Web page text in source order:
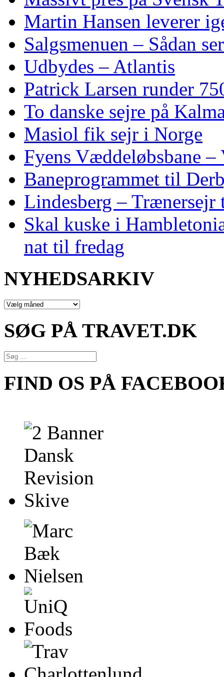
Martin Hansen leverer
Salgsmenuen – Sådan
Udbydes – Atlantis
Patrick Larsen runder
To danske sejre på
Masiol fik sejr i Norge
Fyens Væddeløbsbane
Baneprogrammet til
Lindesberg – Trænersejr
Skal kuske i
nat til fredag
NYHEDSARKIV
NYHEDSARKIV
SØG PÅ TRAVET.DK
FIND OS PÅ